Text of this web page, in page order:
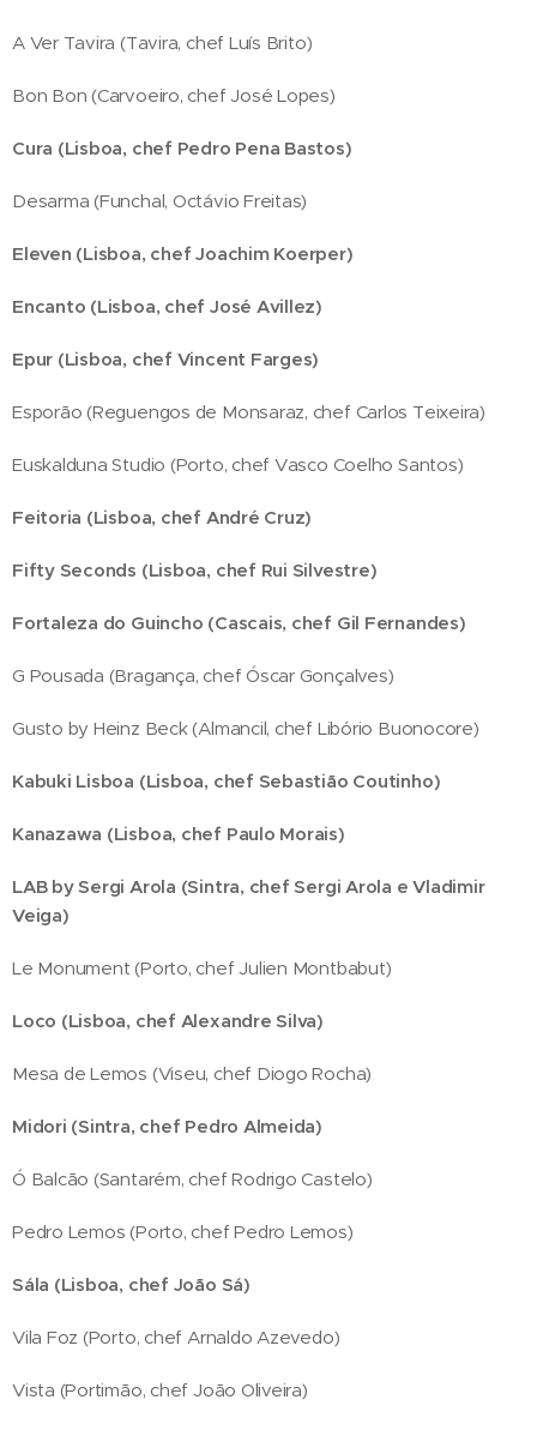
A Ver Tavira (Tavira, chef Luís Brito)
Bon Bon (Carvoeiro, chef José Lopes)
Cura (Lisboa, chef Pedro Pena Bastos)
Desarma (Funchal, Octávio Freitas)
Eleven (Lisboa, chef Joachim Koerper)
Encanto (Lisboa, chef José Avillez)
Epur (Lisboa, chef Vincent Farges)
Esporão (Reguengos de Monsaraz, chef Carlos Teixeira)
Euskalduna Studio (Porto, chef Vasco Coelho Santos)
Feitoria (Lisboa, chef André Cruz)
Fifty Seconds (Lisboa, chef Rui Silvestre)
Fortaleza do Guincho (Cascais, chef Gil Fernandes)
G Pousada (Bragança, chef Óscar Gonçalves)
Gusto by Heinz Beck (Almancil, chef Libório Buonocore)
Kabuki Lisboa (Lisboa, chef Sebastião Coutinho)
Kanazawa (Lisboa, chef Paulo Morais)
LAB by Sergi Arola (Sintra, chef Sergi Arola e Vladimir
Veiga)
Le Monument (Porto, chef Julien Montbabut)
Loco (Lisboa, chef Alexandre Silva)
Mesa de Lemos (Viseu, chef Diogo Rocha)
Midori (Sintra, chef Pedro Almeida)
Ó Balcão (Santarém, chef Rodrigo Castelo)
Pedro Lemos (Porto, chef Pedro Lemos)
Sála (Lisboa, chef João Sá)
Vila Foz (Porto, chef Arnaldo Azevedo)
Vista (Portimão, chef João Oliveira)